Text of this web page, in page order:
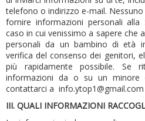
telefono o indirizzo e-mail.
fornire informazioni personali
caso in cui venissimo a sapere che
personali da un bambino di età
verifica del consenso dei genitori,
più rapidamente possibile.
Se
informazioni da o su un
contattarci a info.ytop1@gmail.com
III. QUALI INFORMAZIONI